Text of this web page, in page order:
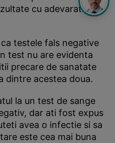
cu adevarat
testele fals negative
test nu are evidenta
precare de sanatate
dintre acestea doua.
la un test de sange
dar ati fost expus
avea o infectie si sa
este cea mai buna